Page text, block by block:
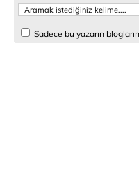
Sadece bu yazarın